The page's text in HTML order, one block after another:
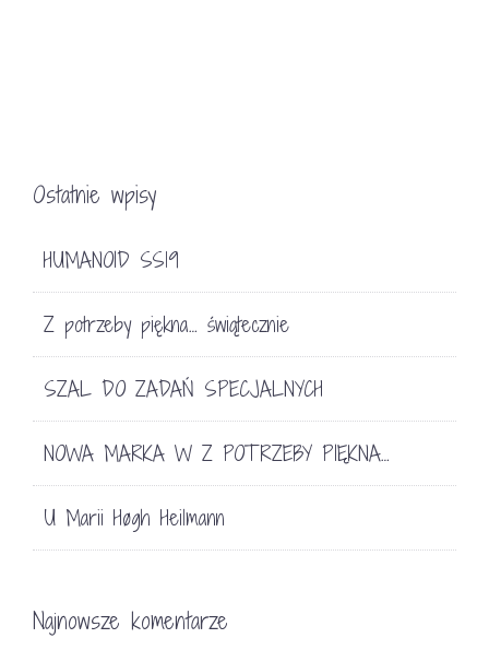
Ostatnie wpisy
HUMANOID SS19
Z potrzeby piękna… świątecznie
SZAL DO ZADAŃ SPECJALNYCH
NOWA MARKA W Z POTRZEBY PIĘKNA…
U Marii Høgh Heilmann
Najnowsze komentarze